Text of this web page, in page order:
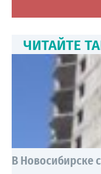
ЧИТАЙТЕ
В Новосибирске